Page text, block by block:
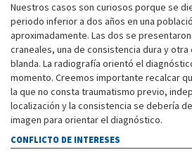
Nuestros casos son curiosos porque se
periodo inferior a dos años en una
aproximadamente. Las dos se
craneales, una de consistencia dura y
blanda. La radiografía orientó el
momento. Creemos importante recalcar
la que no consta traumatismo previo,
localización y la consistencia se debería
imagen para orientar el diagnóstico.
CONFLICTO DE INTERESES